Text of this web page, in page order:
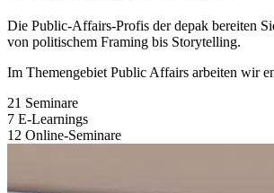
Die Public-Affairs-Profis der depak bereiten
von politischem Framing bis Storytelling.
Im Themengebiet Public Affairs arbeiten wir
21 Seminare
7 E-Learnings
12 Online-Seminare